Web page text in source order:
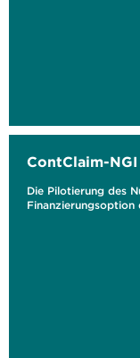
ContClaim-NGI
Die Pilotierung des
Finanzierungsoption